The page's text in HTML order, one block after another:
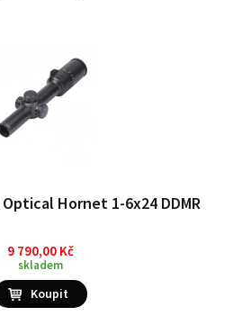
Hornet 1-6x24 DDMR
9 790,00 Kč
skladem